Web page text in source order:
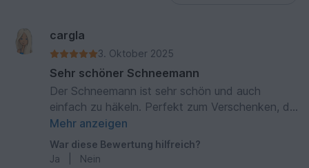
cargla
3. Oktober 2025
Sehr schöner Schneemann
Der Schneemann ist sehr schön und auch
einfach zu häkeln. Perfekt zum Verschenken, da
er nicht so groß ist.
Mehr anzeigen
War diese Bewertung hilfreich?
Ja
Nein